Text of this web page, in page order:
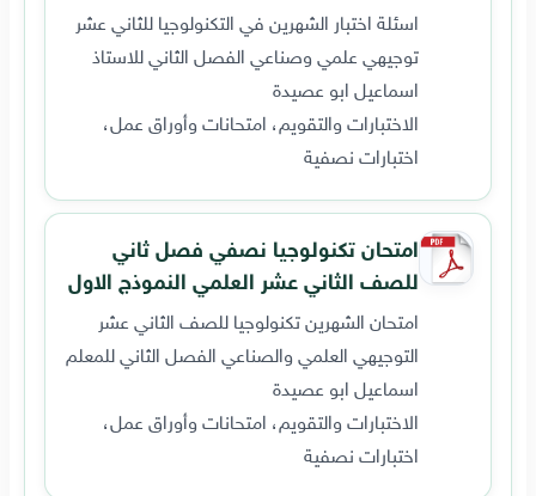
اسئلة اختبار الشهرين في التكنولوجيا للثاني عشر
توجيهي علمي وصناعي الفصل الثاني للاستاذ
اسماعيل ابو عصيدة
الاختبارات والتقويم، امتحانات وأوراق عمل،
اختبارات نصفية
امتحان تكنولوجيا نصفي فصل ثاني
للصف الثاني عشر العلمي النموذج الاول
امتحان الشهرين تكنولوجيا للصف الثاني عشر
التوجيهي العلمي والصناعي الفصل الثاني للمعلم
اسماعيل ابو عصيدة
الاختبارات والتقويم، امتحانات وأوراق عمل،
اختبارات نصفية